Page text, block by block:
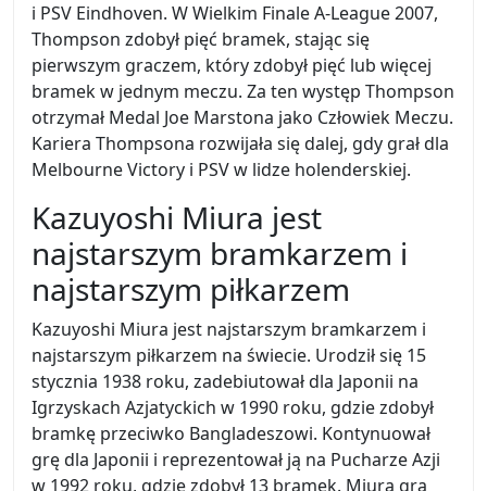
i PSV Eindhoven. W Wielkim Finale A-League 2007,
Thompson zdobył pięć bramek, stając się
pierwszym graczem, który zdobył pięć lub więcej
bramek w jednym meczu. Za ten występ Thompson
otrzymał Medal Joe Marstona jako Człowiek Meczu.
Kariera Thompsona rozwijała się dalej, gdy grał dla
Melbourne Victory i PSV w lidze holenderskiej.
Kazuyoshi Miura jest
najstarszym bramkarzem i
najstarszym piłkarzem
Kazuyoshi Miura jest najstarszym bramkarzem i
najstarszym piłkarzem na świecie. Urodził się 15
stycznia 1938 roku, zadebiutował dla Japonii na
Igrzyskach Azjatyckich w 1990 roku, gdzie zdobył
bramkę przeciwko Bangladeszowi. Kontynuował
grę dla Japonii i reprezentował ją na Pucharze Azji
w 1992 roku, gdzie zdobył 13 bramek. Miura gra